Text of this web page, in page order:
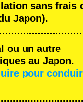
sans frais
Japon).
ou un autre
au Japon.
pour